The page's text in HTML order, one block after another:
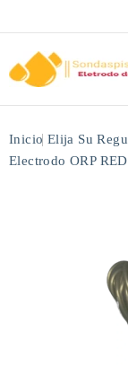
Inicio Elija Su
Electrodo ORP